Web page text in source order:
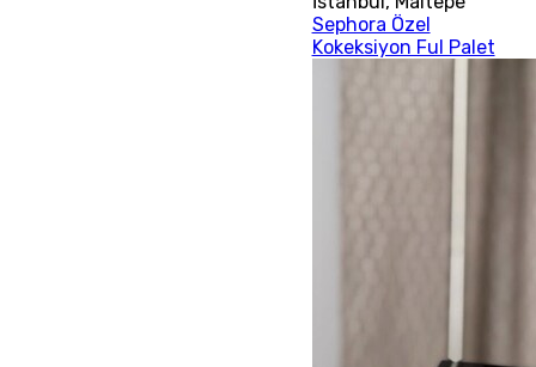
Sephora Özel
Kokeksiyon Ful Palet